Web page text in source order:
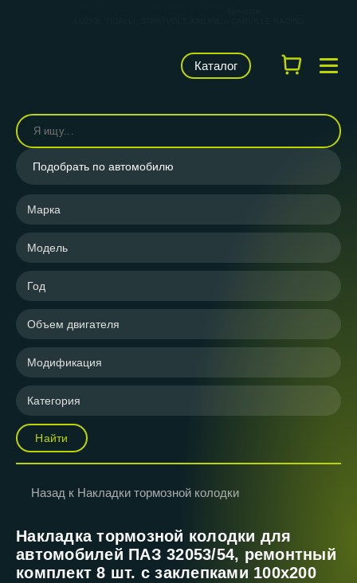
Каталог
Подобрать по автомобилю
Марка
Модель
Год
Объем двигателя
Модификация
Категория
Найти
Назад к Накладки тормозной колодки
Накладка тормозной колодки для
автомобилей ПАЗ 32053/54, ремонтный
комплект 8 шт. с заклепками 100х200